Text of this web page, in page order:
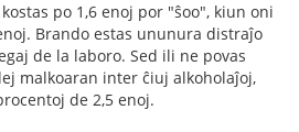
po 1,6 enoj por "ŝoo", kiun oni
Brando estas ununura distraĵo
de la laboro. Sed ili ne povas
malkoaran inter ĉiuj alkoholaĵoj,
de 2,5 enoj.